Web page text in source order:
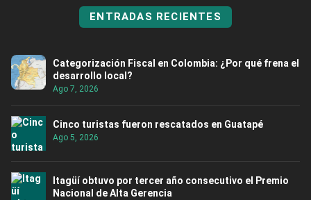
ENTRADAS RECIENTES
Categorización Fiscal en Colombia: ¿Por qué frena el
desarrollo local?
Ago 7, 2026
Cinco turistas fueron rescatados en Guatapé
Ago 5, 2026
Itagüí obtuvo por tercer año consecutivo el Premio
Nacional de Alta Gerencia